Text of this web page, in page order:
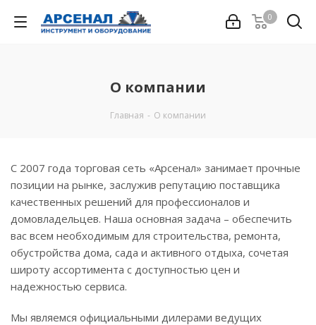
0
О компании
Главная - О компании
С 2007 года торговая сеть «Арсенал» занимает прочные
позиции на рынке, заслужив репутацию поставщика
качественных решений для профессионалов и
домовладельцев. Наша основная задача – обеспечить
вас всем необходимым для строительства, ремонта,
обустройства дома, сада и активного отдыха, сочетая
широту ассортимента с доступностью цен и
надежностью сервиса.
Мы являемся официальными дилерами ведущих